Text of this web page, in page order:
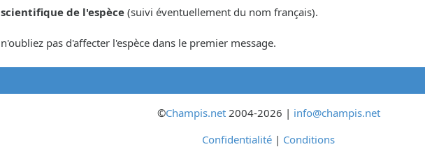
de l'espèce (suivi éventuellement du nom français).
pas d'affecter l'espèce dans le premier message.
©Champis.net2004-2026 | info@champis.net
Confidentialité | Conditions